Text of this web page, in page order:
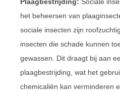
het beheersen van
sociale insecten zijn
insecten die schade kunnen
gewassen. Dit draagt bij aan
plaagbestrijding, wat het
chemicaliën kan verminderen